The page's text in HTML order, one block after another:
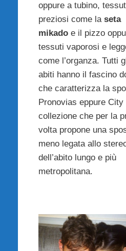
oppure a tubino,
preziosi come la seta
mikado e il pizzo
tessuti vaporosi e
come l’organza. Tutti
abiti hanno il fascino
che caratterizza la
Pronovias eppure City
collezione che per la
volta propone una
meno legata allo
dell’abito lungo e più
metropolitana.